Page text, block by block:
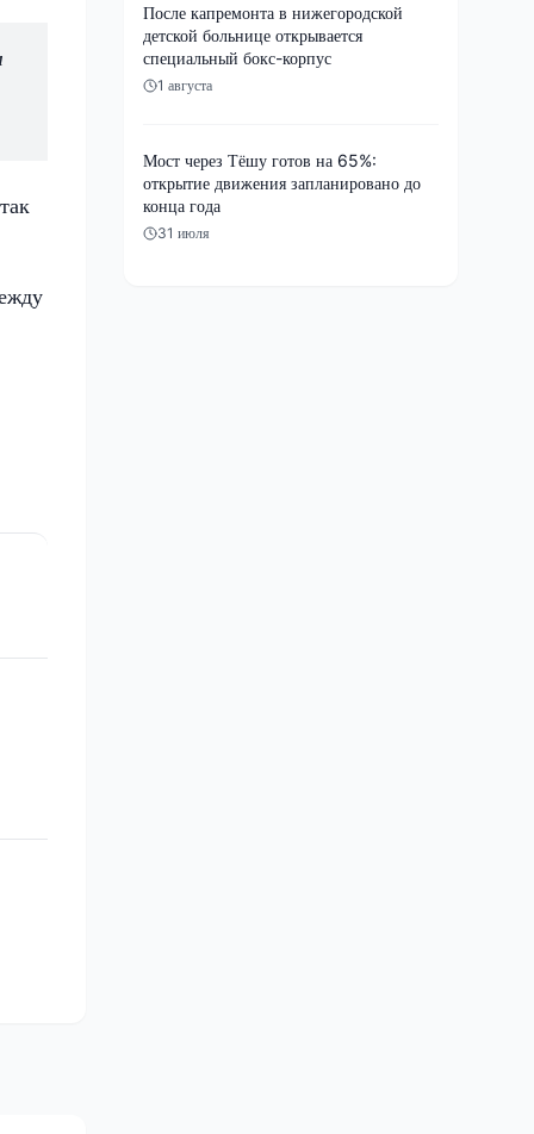
После капремонта в нижегородской
детской больнице открывается
специальный бокс-корпус
1 августа
Мост через Тёшу готов на 65%:
открытие движения запланировано до
конца года
31 июля